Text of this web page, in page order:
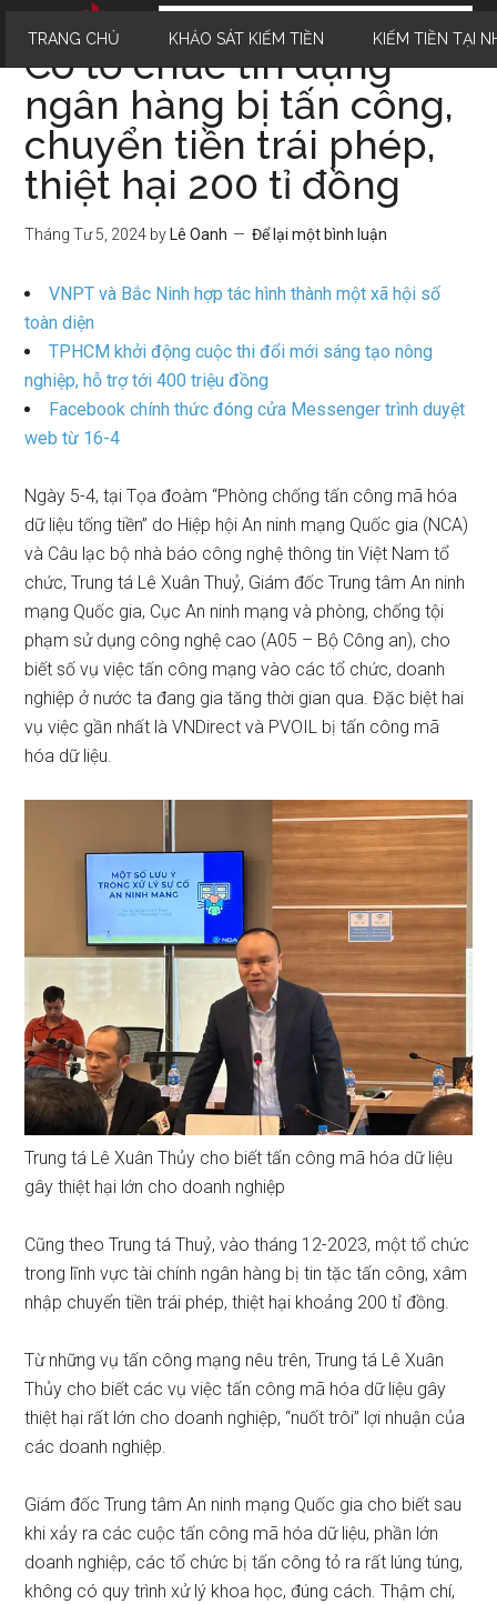
TRANG CHỦ KHẢO SÁT KIẾM TIỀN KIẾM TIỀN TẠI
Có tổ chức tín dụng
ngân hàng bị tấn công,
chuyển tiền trái phép,
thiệt hại 200 tỉ đồng
Tháng Tư 5, 2024 by Lê Oanh Để lại một bình luận
VNPT và Bắc Ninh hợp tác hình thành một xã hội số
toàn diện
TPHCM khởi động cuộc thi đổi mới sáng tạo nông
nghiệp, hỗ trợ tới 400 triệu đồng
Facebook chính thức đóng cửa Messenger trình duyệt
web từ 16-4
Ngày 5-4, tại Tọa đoàm “Phòng chống tấn công mã hóa
dữ liệu tống tiền” do Hiệp hội An ninh mạng Quốc gia (NCA)
và Câu lạc bộ nhà báo công nghệ thông tin Việt Nam tổ
chức,Trung tá Lê Xuân Thuỷ, Giám đốc Trung tâm An ninh
mạng Quốc gia, Cục An ninh mạng và phòng, chống tội
phạm sử dụng công nghệ cao (A05 – Bộ Công an), cho
biết số vụ việc tấn công mạng vào các tổ chức, doanh
nghiệp ở nước ta đang gia tăng thời gian qua. Đặc biệt hai
vụ việc gần nhất là VNDirect và PVOIL bị tấn công mã
hóa dữ liệu.
Trung tá Lê Xuân Thủy cho biết tấn công mã hóa dữ liệu
gây thiệt hại lớn cho doanh nghiệp
Cũng theo Trung tá Thuỷ, vào tháng 12-2023, một tổ chức
trong lĩnh vực tài chính ngân hàng bị tin tặc tấn công, xâm
nhập chuyển tiền trái phép, thiệt hại khoảng 200 tỉ đồng.
Từ những vụ tấn công mạng nêu trên, Trung tá Lê Xuân
Thủy cho biết các vụ việc tấn công mã hóa dữ liệu gây
thiệt hại rất lớn cho doanh nghiệp, “nuốt trôi” lợi nhuận của
các doanh nghiệp.
Giám đốc Trung tâm An ninh mạng Quốc gia cho biết sau
khi xảy ra các cuộc tấn công mã hóa dữ liệu, phần lớn
doanh nghiệp, các tổ chức bị tấn công tỏ ra rất lúng túng,
không có quy trình xử lý khoa học, đúng cách. Thậm chí,